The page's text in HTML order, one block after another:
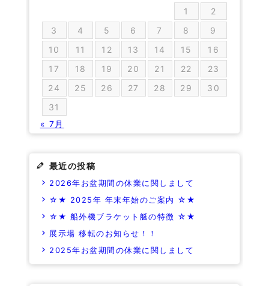
1
2
3
4 5 6 7 8
9
10
11 12 13 14 15
16
17
18 19 20 21 22
23
24
25 26 27 28 29
30
31
« 7月
最近の投稿
2026年お盆期間の休業に関しまして
☆★ 2025年 年末年始のご案内 ☆★
☆★ 船外機ブラケット艇の特徴 ☆★
展示場 移転のお知らせ！！
2025年お盆期間の休業に関しまして